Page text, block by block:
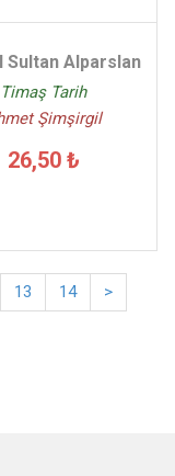
Sultan Alparslan
Timaş Tarih
Şimşirgil
26,50 ₺
13 14
>